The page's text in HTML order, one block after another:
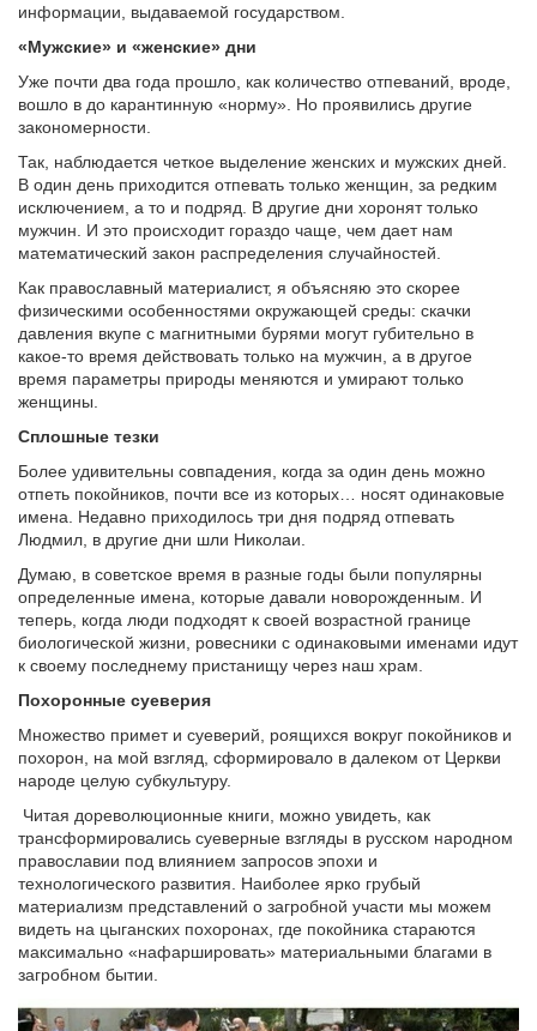
информации, выдаваемой государством.
«Мужские» и «женские» дни
Уже почти два года прошло, как количество отпеваний, вроде,
вошло в до карантинную «норму». Но проявились другие
закономерности.
Так, наблюдается четкое выделение женских и мужских дней.
В один день приходится отпевать только женщин, за редким
исключением, а то и подряд. В другие дни хоронят только
мужчин. И это происходит гораздо чаще, чем дает нам
математический закон распределения случайностей.
Как православный материалист, я объясняю это скорее
физическими особенностями окружающей среды: скачки
давления вкупе с магнитными бурями могут губительно в
какое-то время действовать только на мужчин, а в другое
время параметры природы меняются и умирают только
женщины.
Сплошные тезки
Более удивительны совпадения, когда за один день можно
отпеть покойников, почти все из которых… носят одинаковые
имена. Недавно приходилось три дня подряд отпевать
Людмил, в другие дни шли Николаи.
Думаю, в советское время в разные годы были популярны
определенные имена, которые давали новорожденным. И
теперь, когда люди подходят к своей возрастной границе
биологической жизни, ровесники с одинаковыми именами идут
к своему последнему пристанищу через наш храм.
Похоронные суеверия
Множество примет и суеверий, роящихся вокруг покойников и
похорон, на мой взгляд, сформировало в далеком от Церкви
народе целую субкультуру.
Читая дореволюционные книги, можно увидеть, как
трансформировались суеверные взгляды в русском народном
православии под влиянием запросов эпохи и
технологического развития. Наиболее ярко грубый
материализм представлений о загробной участи мы можем
видеть на цыганских похоронах, где покойника стараются
максимально «нафаршировать» материальными благами в
загробном бытии.